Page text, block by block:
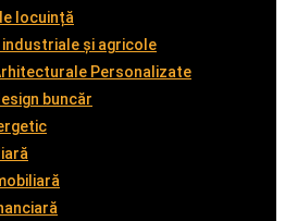
locuință
și agricole
Personalizate
buncăr